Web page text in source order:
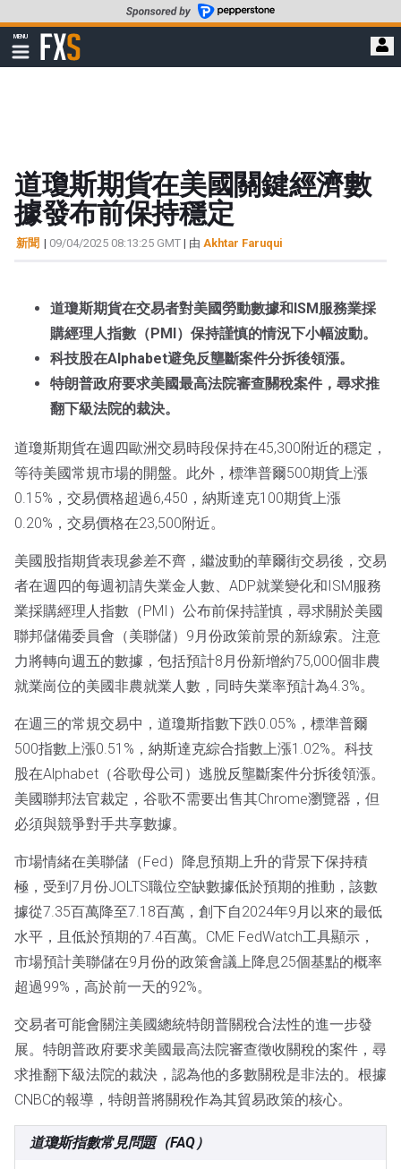
至
要
MENU
顯
示
FXStreet
道瓊斯期貨在美國關鍵經濟數
據發布前保持穩定
新聞 | 09/04/2025 08:13:25 GMT | 由 Akhtar Faruqui
道瓊斯期貨在交易者對美國勞動數據和ISM服務業採
購經理人指數（PMI）保持謹慎的情況下小幅波動。
科技股在Alphabet避免反壟斷案件分拆後領漲。
特朗普政府要求美國最高法院審查關稅案件，尋求推
翻下級法院的裁決。
道瓊斯期貨在週四歐洲交易時段保持在45,300附近的穩定，
等待美國常規市場的開盤。此外，標準普爾500期貨上漲
0.15%，交易價格超過6,450，納斯達克100期貨上漲
0.20%，交易價格在23,500附近。
美國股指期貨表現參差不齊，繼波動的華爾街交易後，交易
者在週四的每週初請失業金人數、ADP就業變化和ISM服務
業採購經理人指數（PMI）公布前保持謹慎，尋求關於美國
聯邦儲備委員會（美聯儲）9月份政策前景的新線索。注意
力將轉向週五的數據，包括預計8月份新增約75,000個非農
就業崗位的美國非農就業人數，同時失業率預計為4.3%。
在週三的常規交易中，道瓊斯指數下跌0.05%，標準普爾
500指數上漲0.51%，納斯達克綜合指數上漲1.02%。科技
股在Alphabet（谷歌母公司）逃脫反壟斷案件分拆後領漲。
美國聯邦法官裁定，谷歌不需要出售其Chrome瀏覽器，但
必須與競爭對手共享數據。
市場情緒在美聯儲（Fed）降息預期上升的背景下保持積
極，受到7月份JOLTS職位空缺數據低於預期的推動，該數
據從7.35百萬降至7.18百萬，創下自2024年9月以來的最低
水平，且低於預期的7.4百萬。CME FedWatch工具顯示，
市場預計美聯儲在9月份的政策會議上降息25個基點的概率
超過99%，高於前一天的92%。
交易者可能會關注美國總統特朗普關稅合法性的進一步發
展。特朗普政府要求美國最高法院審查徵收關稅的案件，尋
求推翻下級法院的裁決，認為他的多數關稅是非法的。根據
CNBC的報導，特朗普將關稅作為其貿易政策的核心。
道瓊斯指數常見問題（FAQ）